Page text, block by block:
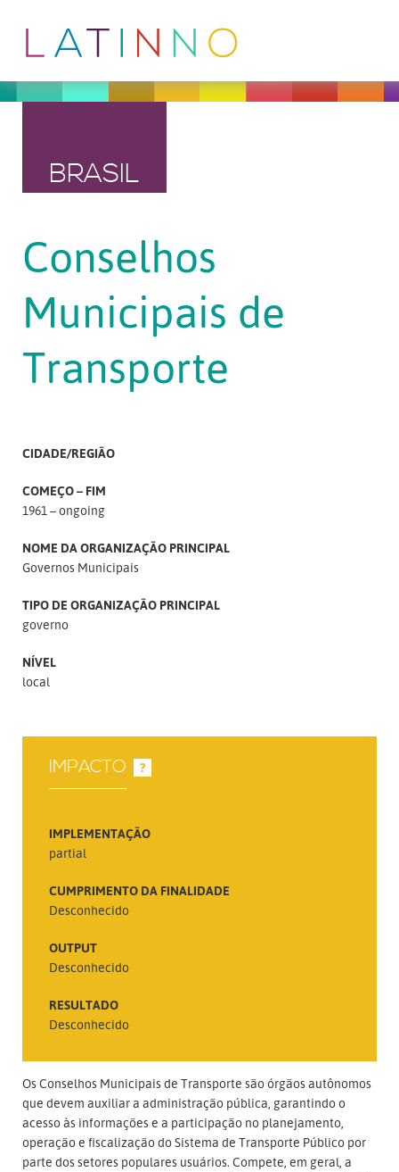
BRASIL
Conselhos
Municipais de
Transporte
CIDADE/REGIÃO
COMEÇO – FIM
1961 – ongoing
NOME DA ORGANIZAÇÃO PRINCIPAL
Governos Municipais
TIPO DE ORGANIZAÇÃO PRINCIPAL
governo
NÍVEL
local
IMPACTO ?
IMPLEMENTAÇÃO
partial
CUMPRIMENTO DA FINALIDADE
Desconhecido
OUTPUT
Desconhecido
RESULTADO
Desconhecido
Os Conselhos Municipais de Transporte são órgãos autônomos
que devem auxiliar a administração pública, garantindo o
acesso às informações e a participação no planejamento,
operação e fiscalização do Sistema de Transporte Público por
parte dos setores populares usuários. Compete, em geral, a